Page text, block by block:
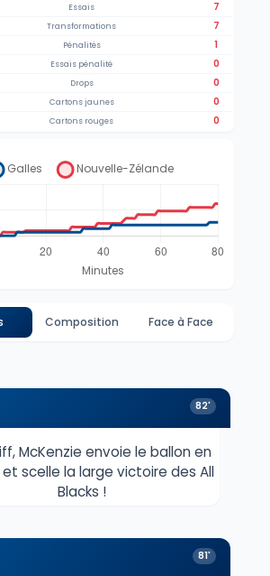
Essais
7
Transformations
7
Pénalités
1
Essais pénalité
0
Drops
0
Cartons jaunes
0
Cartons rouges 0
Composition Face à Face
82'
McKenzie envoie le ballon en
scelle la large victoire des All
Blacks !
81'